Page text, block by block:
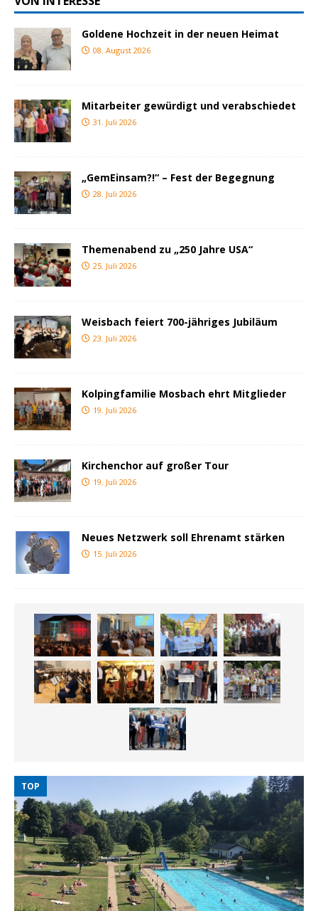
Goldene Hochzeit in der neuen Heimat
08. August 2026
Mitarbeiter gewürdigt und verabschiedet
31. Juli 2026
„GemEinsam?!“ – Fest der Begegnung
28. Juli 2026
Themenabend zu „250 Jahre USA“
25. Juli 2026
Weisbach feiert 700-jähriges Jubiläum
23. Juli 2026
Kolpingfamilie Mosbach ehrt Mitglieder
19. Juli 2026
Kirchenchor auf großer Tour
19. Juli 2026
Neues Netzwerk soll Ehrenamt stärken
15. Juli 2026
TOP